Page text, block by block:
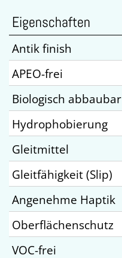
Eigenschaften
Antik finish
APEO-frei
Biologisch abbaubar
Hydrophobierung
Gleitmittel
Gleitfähigkeit (Slip)
Angenehme Haptik
Oberflächenschutz
VOC-frei